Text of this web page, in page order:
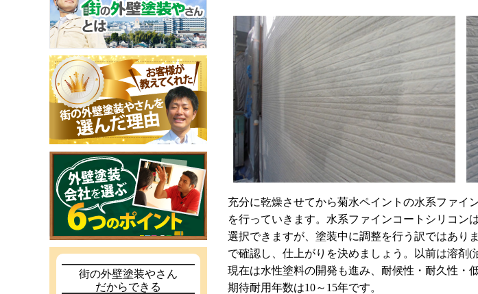
充分に乾燥させてから菊水ペイントの水系ファイ
を行っていきます。水系ファインコートシリコン
選択できますが、塗装中に調整を行う訳ではあり
で確認し、仕上がりを決めましょう。以前は溶剤
現在は水性塗料の開発も進み、耐候性・耐久性・
期待耐用年数は10～15年です。
街の外壁塗装やさん
だからできる